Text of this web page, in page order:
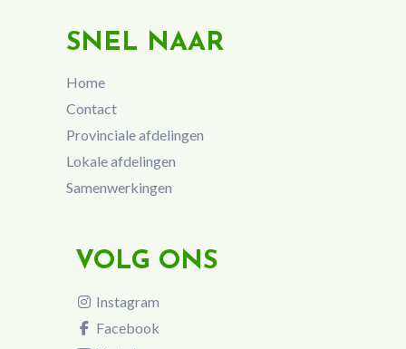
SNEL NAAR
Home
Contact
Provinciale afdelingen
Lokale afdelingen
Samenwerkingen
VOLG ONS
Instagram
Facebook